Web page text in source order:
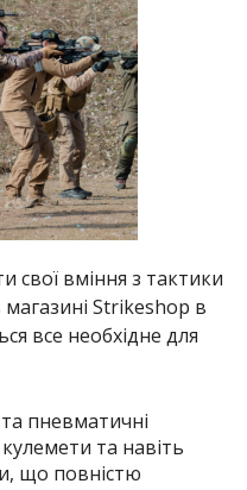
свої вміння з тактики
Strikeshop в
все необхідне для
пневматичні
та навіть
що повністю